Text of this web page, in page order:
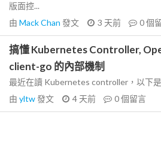
版面控...
由 Mack Chan 發文 3 天前 0個
搞懂 Kubernetes Controller,
client-go 的內部機制
最近在讀 Kubernetes controller，以下
由 yltw發文 4 天前 0個留言